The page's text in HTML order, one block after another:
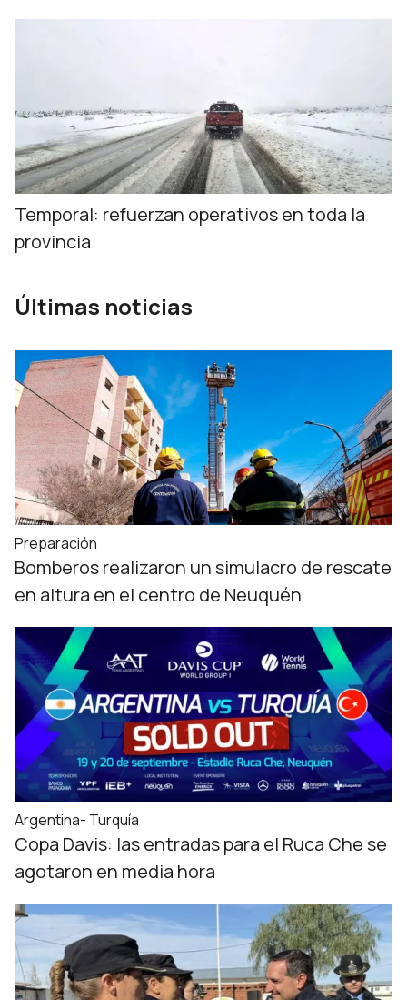
Temporal: refuerzan operativos en toda la
provincia
Últimas noticias
Preparación
Bomberos realizaron un simulacro de rescate
en altura en el centro de Neuquén
Argentina- Turquía
Copa Davis: las entradas para el Ruca Che se
agotaron en media hora